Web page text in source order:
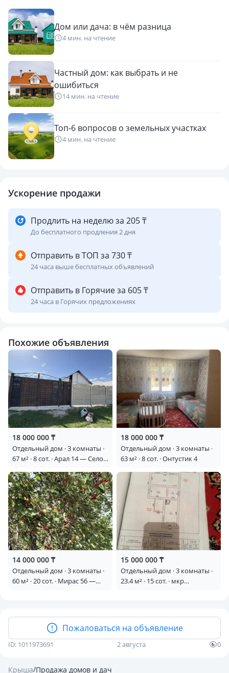
необходимое под рукой.
Дом с душой и потенциалом! Можно заехать сразу или
постепенно сделать ремонт под свой вкус.
Отличный вариант как для постоянного проживания, так и
для дачи.
Звоните - с удовольствием покажем!
Дом или дача: в чём разница
4 мин. на чтение
Частный дом: как выбрать и не
ошибиться
14 мин. на чтение
Топ-6 вопросов о земельных участках
4 мин. на чтение
Ускорение продажи
Продлить на неделю за 205 ₸
До бесплатного продления 2 дня
Отправить в ТОП за 730 ₸
24 часа выше бесплатных объявлений
Отправить в Горячие за 605 ₸
24 часа в Горячих предложениях
Похожие объявления
18 000 000 ₸
Отдельный дом · 3 комнаты ·
67 м² · 8 сот. · Арал 14 — Село
18 000 000 ₸
Отдельный дом · 3 комнаты ·
63 м² · 8 сот. · Онтустик 4
14 000 000 ₸
Отдельный дом · 3 комнаты ·
60 м² · 20 сот. · Мирас 56 —
15 000 000 ₸
Отдельный дом · 3 комнаты ·
23.4 м² · 15 сот. · мкр
Пожаловаться на объявление
ID: 1011973691 2 августа 0
Крыша/Продажа домов и дач